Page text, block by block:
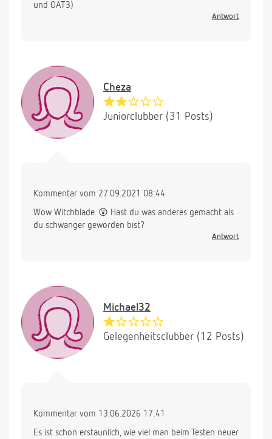
und OAT3)
Antwort
Cheza
Juniorclubber (31 Posts)
Kommentar vom 27.09.2021 08:44
Wow Witchblade. 😲 Hast du was anderes gemacht als
du schwanger geworden bist?
Antwort
Michael32
Gelegenheitsclubber (12 Posts)
Kommentar vom 13.06.2026 17:41
Es ist schon erstaunlich, wie viel man beim Testen neuer